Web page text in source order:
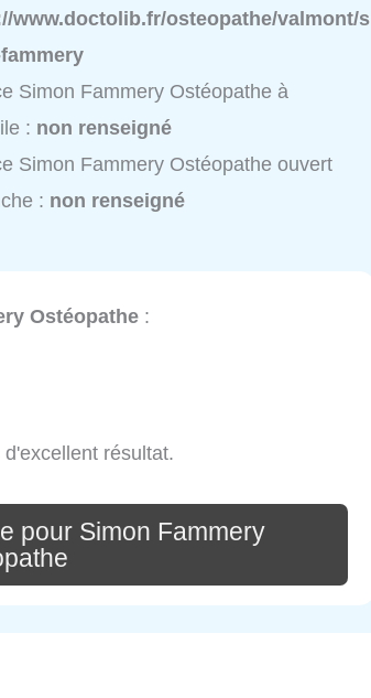
www.doctolib.fr/osteopathe/valmont/s
Simon Fammery Ostéopathe à
: non renseigné
Simon Fammery Ostéopathe ouvert
: non renseigné
Ostéopathe :
résultat.
pour Simon Fammery